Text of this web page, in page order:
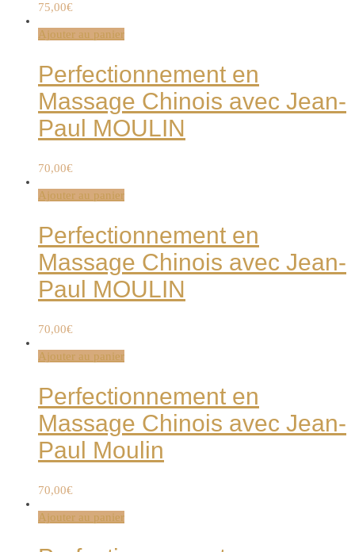
75,00€
Ajouter au panier
Perfectionnement en
Massage Chinois avec Jean-
Paul MOULIN
70,00€
Ajouter au panier
Perfectionnement en
Massage Chinois avec Jean-
Paul MOULIN
70,00€
Ajouter au panier
Perfectionnement en
Massage Chinois avec Jean-
Paul Moulin
70,00€
Ajouter au panier